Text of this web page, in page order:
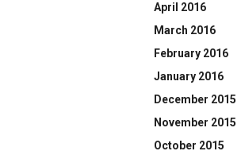
April 2016
March 2016
February 2016
January 2016
December 2015
November 2015
October 2015